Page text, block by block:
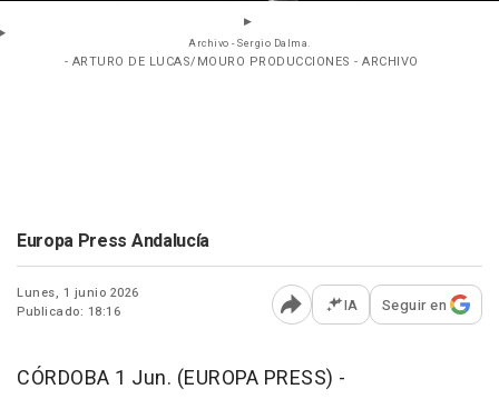
Archivo - Sergio Dalma.
- ARTURO DE LUCAS/MOURO PRODUCCIONES - ARCHIVO
Europa Press Andalucía
Lunes, 1 junio 2026
Publicado: 18:16
Abrir opciones para
IA Seguir en
CÓRDOBA 1 Jun. (EUROPA PRESS) -